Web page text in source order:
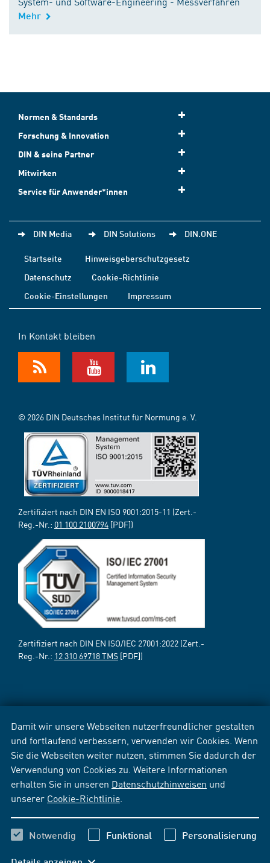
Damit wir unsere Webseiten nutzerfreundlicher gestalten
und fortlaufend verbessern, verwenden wir Cookies. Wenn
Sie die Webseiten weiter nutzen, stimmen Sie dadurch der
Verwendung von Cookies zu. Weitere Informationen
erhalten Sie in unseren Datenschutzhinweisen und
unserer Cookie-Richtlinie
Notwendig Funktional Personalisierung
Mehr
Normen & Standards
Forschung & Innovation
DIN & seine Partner
Mitwirken
Service für Anwender*innen
DIN Media DIN Solutions DIN.ONE
Startseite
Hinweisgeberschutzgesetz
Datenschutz
Cookie-Richtlinie
Cookie-Einstellungen
Impressum
In Kontakt bleiben
© 2026 DIN Deutsches Institut für Normung e. V.
Zertifiziert nach DIN EN ISO 9001:2015-11 (Zert.-
Reg.-Nr.: 01 100 2100794 [PDF])
Zertifiziert nach DIN EN ISO/IEC 27001:2022 (Zert.-
Reg.-Nr.: 12 310 69718 TMS [PDF])